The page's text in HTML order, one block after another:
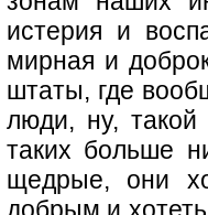
истерия и
мирная и
штаты, где
люди, ну, такой
таких больше
щедрые, они